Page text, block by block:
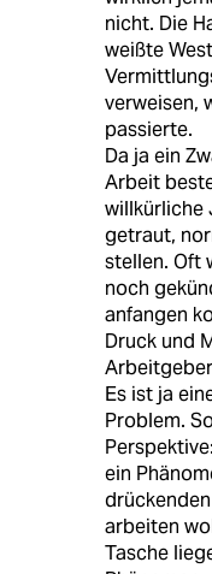
nicht. Die
weißte
verweisen,
passierte.
Da ja ein
Arbeit
willkürliche
getraut,
stellen. Oft
noch
anfangen
Druck und
Es ist ja
Problem.
ein
arbeiten
Tasche